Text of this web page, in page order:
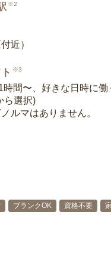
※2
近）
※3
間〜、好きな日時に働
ら選択)
ルマはありません。
ブランクOK 資格不要